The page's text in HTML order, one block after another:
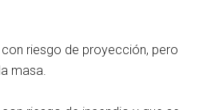
riesgo de proyección, pero
masa.